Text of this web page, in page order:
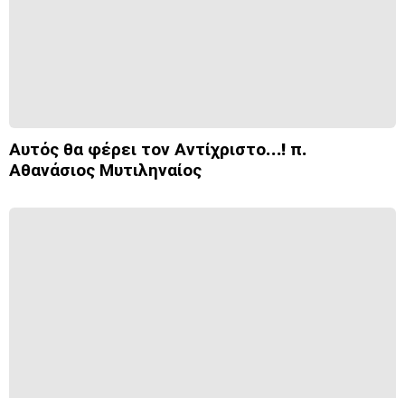
Αυτός θα φέρει τον Αντίχριστο…! π.
Αθανάσιος Μυτιληναίος